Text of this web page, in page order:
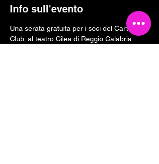
Info sull'evento
Una serata gratuita per i soci del Cartoline
Club, al teatro Cilea di Reggio Calabria